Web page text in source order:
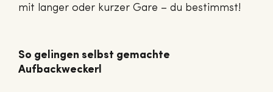
mit langer oder kurzer Gare – du bestimmst!
So gelingen selbst gemachte
Aufbackweckerl